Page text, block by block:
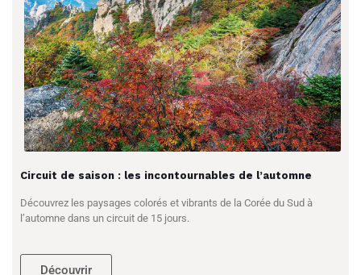
Circuit de saison : les incontournables de l’automne
Découvrez les paysages colorés et vibrants de la Corée du Sud à
l’automne dans un circuit de 15 jours.
Découvrir